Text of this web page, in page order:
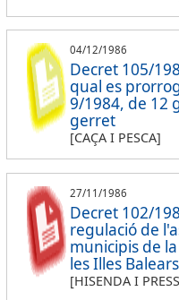
04/12/1986
Decret 105/
qual es
9/1984, de 12
gerret
[CAÇA I PESCA]
27/11/1986
Decret 102/
regulació de
municipis de
les Illes Balears
[HISENDA I